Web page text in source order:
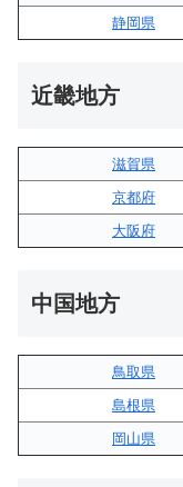
静岡県
近畿地方
滋賀県
京都府
大阪府
中国地方
鳥取県
島根県
岡山県